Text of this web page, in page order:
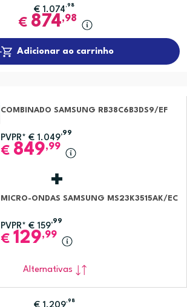
€ 1.074,98
€ 874,98
Adicionar ao carrinho
COMBINADO SAMSUNG RB38C6B3DS9/EF
PVPR* € 1.049
,99
€ 849,99
MICRO-ONDAS SAMSUNG MS23K3515AK/EC
PVPR* € 159
,99
€ 129,99
Alternativas
,98